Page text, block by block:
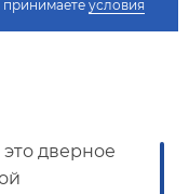
принимаете условия
дверное